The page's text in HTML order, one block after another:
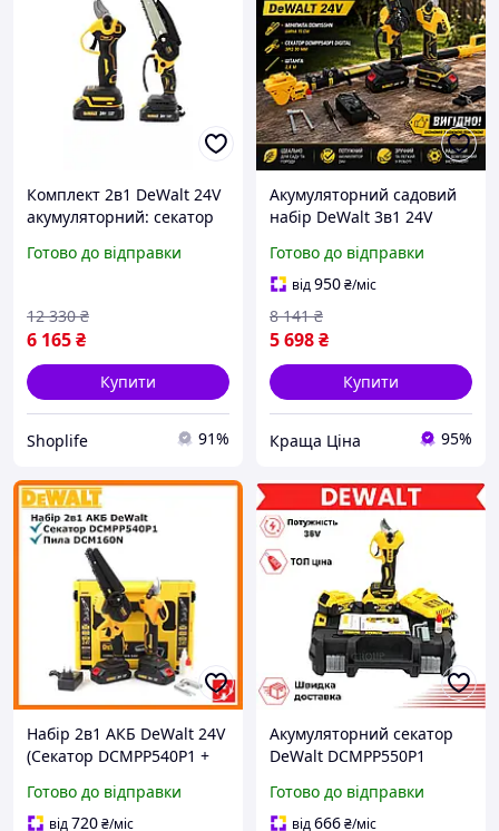
Комплект 2в1 DeWalt 24V
акумуляторний: секатор
DCM150N для роботи в
Готово до відправки
6 165₴
12 330 ₴
Купити
Shoplife 91%
Акумуляторний садовий
набір DeWalt 3в1 24V
секатор DCMPP540P1 +
подовжувач 2,6 м
Готово до відправки
від950₴/міс
5 698₴
8 141 ₴
Купити
Краща Ціна 95%
Набір 2в1 АКБ DeWalt 24V
(Секатор DCMPP540P1 +
Девольт
Готово до відправки
від720₴/міс
Акумуляторний секатор
DeWalt DCMPP550P1
Універсальний секатор
для обрізки дерев
Готово до відправки
від666₴/міс